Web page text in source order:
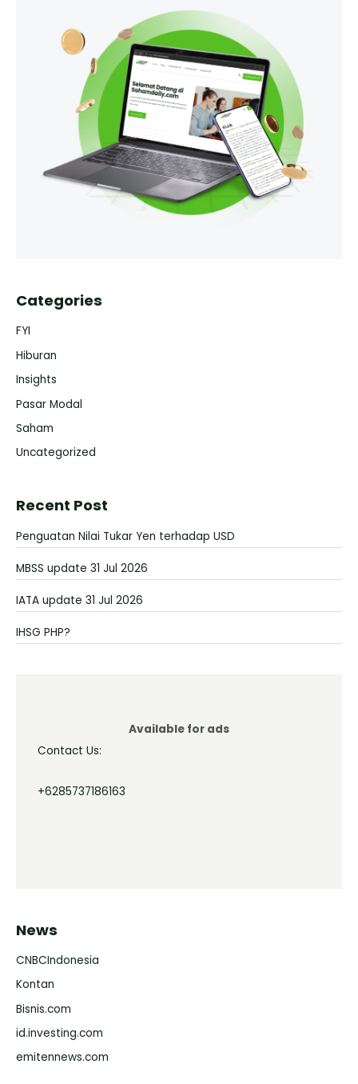
Categories
FYI
Hiburan
Insights
Pasar Modal
Saham
Uncategorized
Recent Post
Penguatan Nilai Tukar Yen terhadap USD
MBSS update 31 Jul 2026
IATA update 31 Jul 2026
IHSG PHP?
Available for ads
Contact Us:
+6285737186163
News
CNBCIndonesia
Kontan
Bisnis.com
id.investing.com
emitennews.com